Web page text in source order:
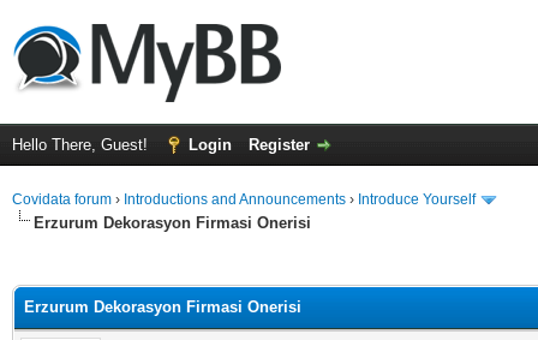
Hello There, Guest! Login Register
Covidata forum › Introductions and Announcements › Introduce Yourself
Erzurum Dekorasyon Firmasi Onerisi
Erzurum Dekorasyon Firmasi Onerisi